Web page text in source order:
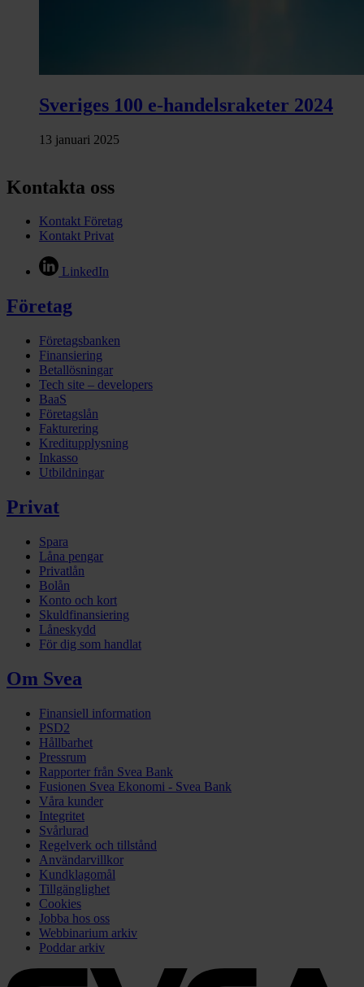
Sveriges 100 e‑handelsraketer 2024
13 januari 2025
Kontakta oss
Kontakt Företag
Kontakt Privat
LinkedIn
Företag
Företagsbanken
Finansiering
Betallösningar
Tech site – developers
BaaS
Företagslån
Fakturering
Kreditupplysning
Inkasso
Utbildningar
Privat
Spara
Låna pengar
Privatlån
Bolån
Konto och kort
Skuldfinansiering
Låneskydd
För dig som handlat
Om Svea
Finansiell information
PSD2
Hållbarhet
Pressrum
Rapporter från Svea Bank
Fusionen Svea Ekonomi - Svea Bank
Våra kunder
Integritet
Svårlurad
Regelverk och tillstånd
Användarvillkor
Kundklagomål
Tillgänglighet
Cookies
Jobba hos oss
Webbinarium arkiv
Poddar arkiv